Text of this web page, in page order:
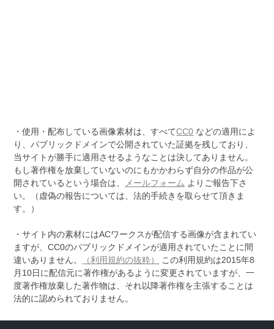
・使用・配布している画像素材は、すべてCC0 などの適用によ
り、パブリックドメインで公開されていた証拠を残しており、
当サイトが勝手に適用させるようなことは決してありません。
もし著作権を放棄していないのにもかかわらず自分の作品が公
開されているという場合は、 メールフォーム よりご報告下さ
い。（虚偽の報告については、法的手続きを取らせて頂きま
す。）
・サイト内の素材にはACワークスが配信する画像が含まれてい
ますが、CC0のパブリックドメインが適用されていたことに間
違いありません。
（利用規約の抜粋）
この利用規約は2015年8
月10日に配信元に著作権があるように変更されていますが、一
度著作権放棄した著作物は、それ以降著作権を主張することは
法的に認められておりません。